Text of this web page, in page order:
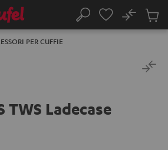
Cerca
No
PER CUFFIE
TWS Ladecase